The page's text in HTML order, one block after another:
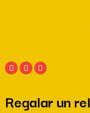
Regalar un